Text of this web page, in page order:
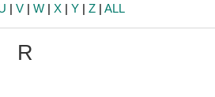
|V |W |X |Y |Z |ALL
R